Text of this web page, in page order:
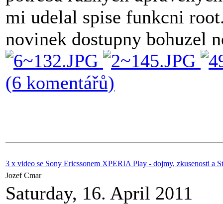
mi udelal spise funkcni
novinek dostupny bohuzel
(6 komentářů)
3 x video se Sony Ericssonem XPERIA Play - dojmy, zkusenosti a
Jozef Cmar
Saturday, 16. April 2011